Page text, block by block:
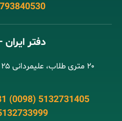
دفتر
۲۰ متری طلاب، علیمردانی ۲۵ (مجلسی ۲۶) - پلاک ۱۲/۱
(0098) 5132731405